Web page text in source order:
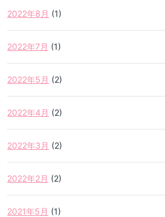
2022年8月 (1)
2022年7月 (1)
2022年5月 (2)
2022年4月 (2)
2022年3月 (2)
2022年2月 (2)
2021年5月 (1)